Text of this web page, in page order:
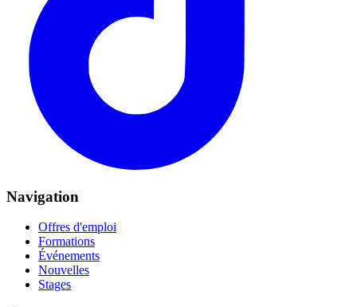
Navigation
Offres d'emploi
Formations
Événements
Nouvelles
Stages